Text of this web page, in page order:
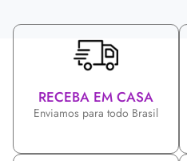
RECEBA EM CASA
Enviamos para todo Brasil